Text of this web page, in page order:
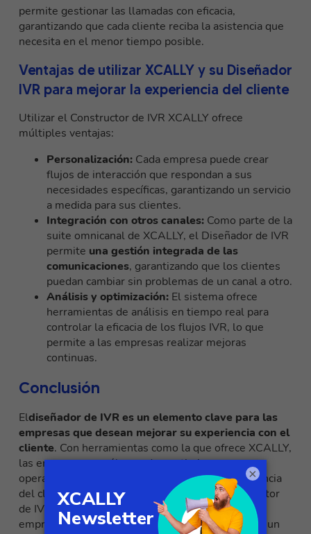
permite gestionar las llamadas con eficacia,
garantizando que cada cliente reciba la asistencia que
necesita en el menor tiempo posible.
Ventajas de utilizar XCALLY y su Diseñador
IVR para mejorar la experiencia del cliente
Utilizar el Constructor de IVR XCALLY ofrece
múltiples ventajas:
Personalización: Cada empresa puede crear
flujos de interacción que respondan a sus
necesidades específicas, garantizando un servicio
a medida para sus clientes.
Integración con otros canales: Como parte de la
suite omnicanal de XCALLY, el Diseñador de IVR
permite una gestión integrada de las
comunicaciones, garantizando que los clientes
puedan cambiar sin problemas de un canal a otro.
Análisis y optimización: El sistema ofrece
herramientas de análisis en tiempo real para
controlar la eficacia de los flujos IVR, lo que
permite a las empresas realizar mejoras
continuas.
Conclusión
Eldiseñador de IVR es un elemento clave para las
empresas que desean mejorar su experiencia con el
cliente. Con herramientas como la que ofrece XCALLY,
las empresas no sólo pueden optimizar sus
operaciones, sino también garantizar una experiencia
del cliente de alta calidad. Invertir en un Constructor
de IVR eficaz es un paso crucial para cualquier
empresa que quiera seguir siendo competitiva en un
×